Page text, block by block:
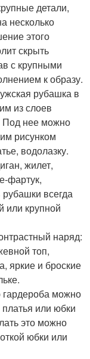
детали,
несколько
этого
скрыть
с крупными
к образу.
рубашка в
из слоев
Под нее можно
рисунком
водолазку.
жилет,
фартук,
всегда
или крупной
наряд:
топ,
яркие и броские
гардероба можно
или юбки
это можно
юбки или